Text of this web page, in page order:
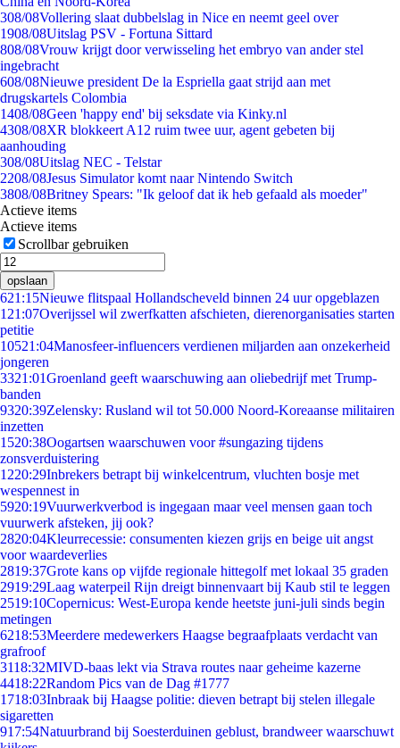
308/08Vollering slaat dubbelslag in Nice en neemt geel over
1908/08Uitslag PSV - Fortuna Sittard
808/08Vrouw krijgt door verwisseling het embryo van ander stel
ingebracht
608/08Nieuwe president De la Espriella gaat strijd aan met
drugskartels Colombia
1408/08Geen 'happy end' bij seksdate via Kinky.nl
4308/08XR blokkeert A12 ruim twee uur, agent gebeten bij
aanhouding
308/08Uitslag NEC - Telstar
2208/08Jesus Simulator komt naar Nintendo Switch
3808/08Britney Spears: "Ik geloof dat ik heb gefaald als moeder"
Actieve items
Actieve items
Scrollbar gebruiken
opslaan
621:15Nieuwe flitspaal Hollandscheveld binnen 24 uur opgeblazen
1 21:07Overijssel wil zwerfkatten afschieten, dierenorganisaties starten
petitie
10521:04Manosfeer-influencers verdienen miljarden aan onzekerheid
jongeren
3321:01Groenland geeft waarschuwing aan oliebedrijf met Trump-
banden
9320:39Zelensky: Rusland wil tot 50.000 Noord-Koreaanse militairen
inzetten
1520:38Oogartsen waarschuwen voor #sungazing tijdens
zonsverduistering
1220:29Inbrekers betrapt bij winkelcentrum, vluchten bosje met
wespennest in
5920:19Vuurwerkverbod is ingegaan maar veel mensen gaan toch
vuurwerk afsteken, jij ook?
2820:04Kleurrecessie: consumenten kiezen grijs en beige uit angst
voor waardeverlies
2819:37Grote kans op vijfde regionale hittegolf met lokaal 35 graden
2919:29Laag waterpeil Rijn dreigt binnenvaart bij Kaub stil te leggen
2519:10Copernicus: West-Europa kende heetste juni-juli sinds begin
metingen
6218:53Meerdere medewerkers Haagse begraafplaats verdacht van
grafroof
3118:32MIVD-baas lekt via Strava routes naar geheime kazerne
4418:22Random Pics van de Dag #1777
1718:03Inbraak bij Haagse politie: dieven betrapt bij stelen illegale
sigaretten
917:54Natuurbrand bij Soesterduinen geblust, brandweer waarschuwt